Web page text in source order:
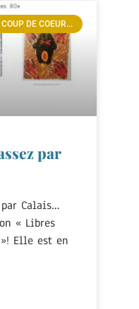
COUP DE COEUR...
par
Calais…
« Libres
Elle est en